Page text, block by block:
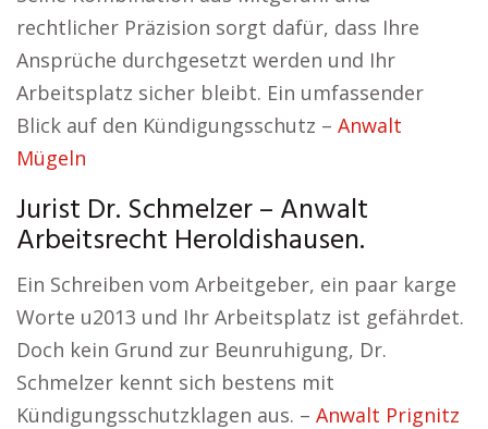
rechtlicher Präzision sorgt dafür, dass Ihre
Ansprüche durchgesetzt werden und Ihr
Arbeitsplatz sicher bleibt. Ein umfassender
Blick auf den Kündigungsschutz – Anwalt
Mügeln
Jurist Dr. Schmelzer – Anwalt
Arbeitsrecht Heroldishausen.
Ein Schreiben vom Arbeitgeber, ein paar karge
Worte u2013 und Ihr Arbeitsplatz ist gefährdet.
Doch kein Grund zur Beunruhigung, Dr.
Schmelzer kennt sich bestens mit
Kündigungsschutzklagen aus. – Anwalt Prignitz